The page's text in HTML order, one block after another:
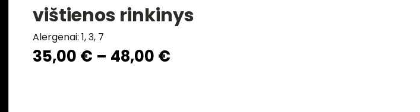
vištienos rinkinys
Alergenai: 1, 3, 7
35,00 € – 48,00 €